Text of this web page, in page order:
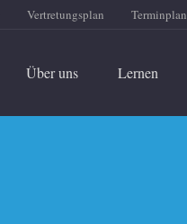
Vertretungsplan Terminplan
Über uns Lernen